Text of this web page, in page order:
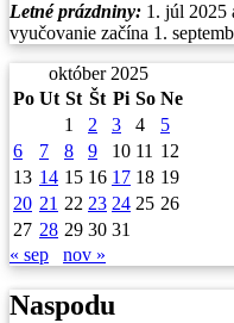
Letné prázdniny: 1. júl 2025
vyučovanie začína 1.
október 2025
Po Ut St Št Pi So Ne
1
2 3 4
5
6
7 8 9 10 11 12
13 14 15 16 17 18 19
20 21 22 23 24 25 26
27 28 29 30 31
« sep
nov »
Naspodu